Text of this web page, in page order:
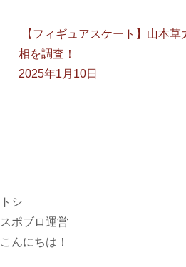
【フィギュアスケート】山本
相を調査！
2025年1月10日
トシ
スポブロ運営
こんにちは！